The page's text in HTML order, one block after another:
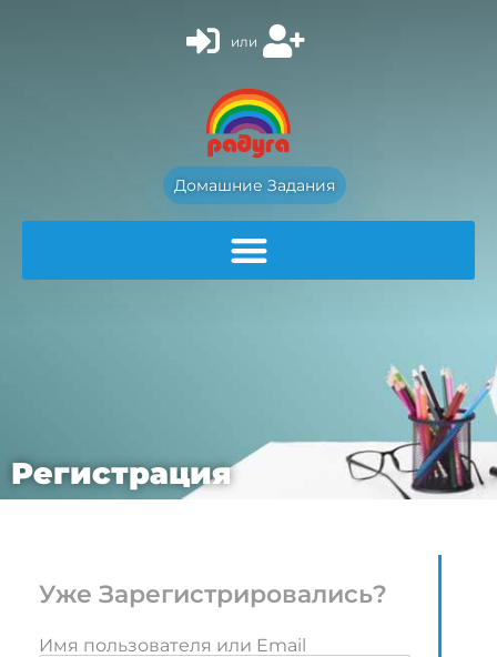
или
Домашние Задания
Регистрация
Уже Зарегистрировались?
Имя пользователя или Email